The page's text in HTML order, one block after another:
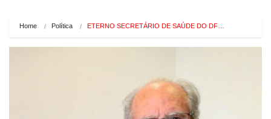
Home Política ETERNO SECRETÁRIO DE SAÚDE DO DF…